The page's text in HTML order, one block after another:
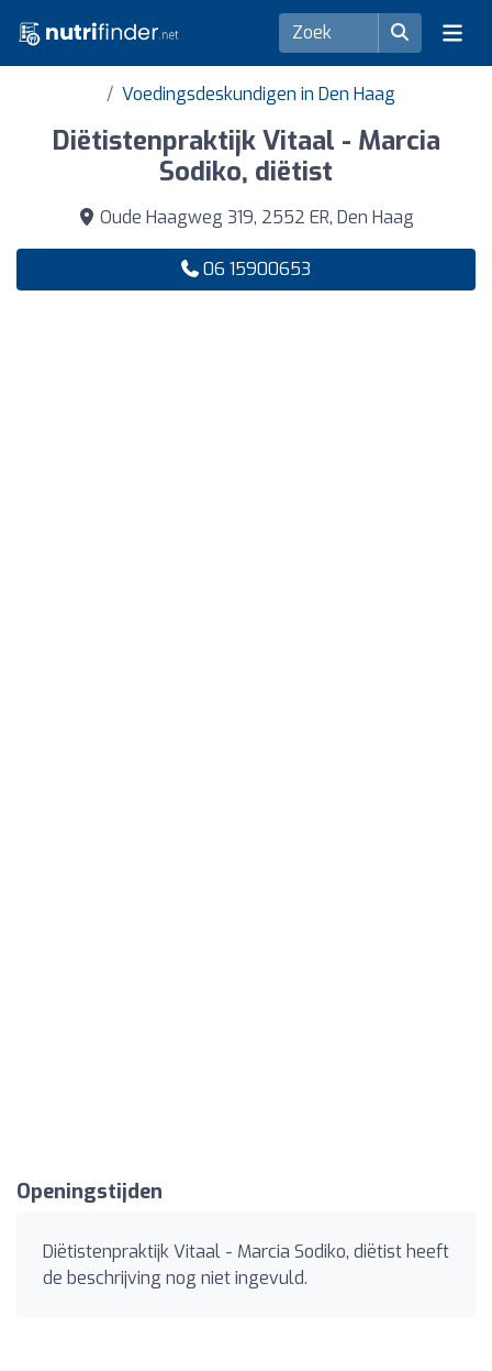
Voedingsdeskundigen in Den Haag
Diëtistenpraktijk Vitaal - Marcia
Sodiko, diëtist
Oude Haagweg 319, 2552 ER, Den Haag
06 15900653
Openingstijden
Diëtistenpraktijk Vitaal - Marcia Sodiko, diëtist heeft
de beschrijving nog niet ingevuld.